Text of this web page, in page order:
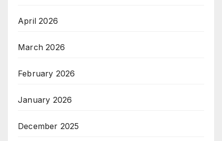
April 2026
March 2026
February 2026
January 2026
December 2025